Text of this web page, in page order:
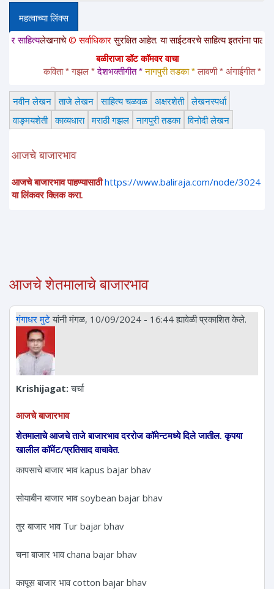
महत्वाच्या लिंक्स
लेखनाचे© सर्वाधिकारसुरक्षित आहेत. या साईटवरचे साहित्य इतरांना पाठवायचे
बळीराजा डॉट कॉमवर वाचा
कविता * गझल * देशभक्तीगीत * नागपुरी तडका * लावणी * अंगाईगीत *
नवीन लेखन ताजे लेखन साहित्य चळवळ अक्षरशेती लेखनस्पर्धा
वाङ्मयशेती काव्यधारा मराठी गझल नागपुरी तडका विनोदी लेखन
आजचे बाजारभाव
आजचे बाजारभाव पाहण्यासाठी https://www.baliraja.com/node/3024
या लिंकवर क्लिक करा.
आजचे शेतमालाचे बाजारभाव
गंगाधर मुटेयांनी मंगळ, 10/09/2024 - 16:44 ह्यावेळी प्रकाशित केले.
Krishijagat:चर्चा
आजचे बाजारभाव
शेतमालाचे आजचे ताजे बाजारभाव दररोज कॉमेन्टमध्ये दिले जातील. कृपया
खालील कॉमेंट/प्रतिसाद वाचावेत.
कापसाचे बाजार भाव kapus bajar bhav
सोयाबीन बाजार भाव soybean bajar bhav
तुर बाजार भाव Tur bajar bhav
चना बाजार भाव chana bajar bhav
कापूस बाजार भाव cotton bajar bhav